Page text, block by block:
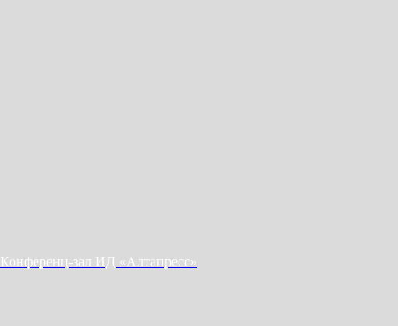
Конференц-зал ИД «Алтапресс»